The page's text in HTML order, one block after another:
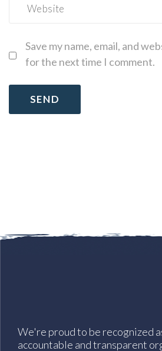
Save my name, email, and
for the next time I comment.
We're proud to be recognized
accountable and transparent